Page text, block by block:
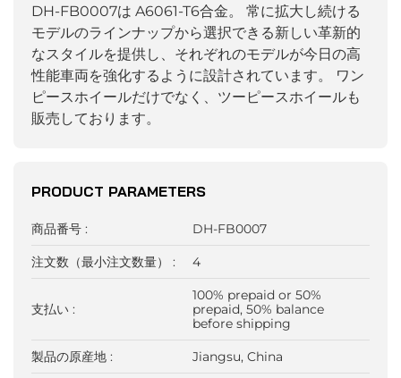
DH-FB0007は A6061-T6合金。 常に拡大し続ける
モデルのラインナップから選択できる新しい革新的
なスタイルを提供し、それぞれのモデルが今日の高
性能車両を強化するように設計されています。
ワン
ピースホイールだけでなく、ツーピースホイールも
販売しております。
PRODUCT PARAMETERS
商品番号 : DH-FB0007
注文数（最小注文数量） : 4
支払い :
100% prepaid or 50%
prepaid, 50% balance
before shipping
製品の原産地 : Jiangsu, China